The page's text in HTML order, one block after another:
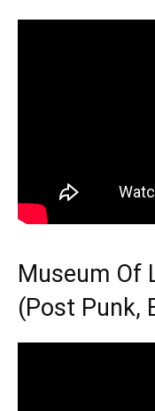
Museum Of
(Post Punk,